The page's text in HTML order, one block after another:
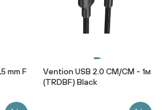
mm F
Vention USB 2.0 CM/CM - 1м
(TRDBF) Black